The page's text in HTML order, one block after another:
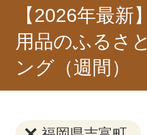
【2026年最新
用品のふるさ
ング（週間）